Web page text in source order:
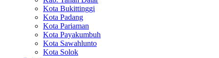
Kota Bukittinggi
Kota Padang
Kota Pariaman
Kota Payakumbuh
Kota Sawahlunto
Kota Solok